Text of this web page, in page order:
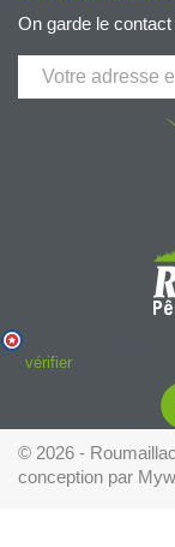
On garde le contact
vérifier.
© 2026 -
conception par